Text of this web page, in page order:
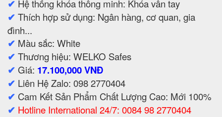
✔ Hệ thống khóa thông minh: Khóa vân tay
✔ Thích hợp sử dụng: Ngân hàng, cơ quan, gia
đình...
✔ Màu sắc: White
✔ Thương hiệu: WELKO Safes
✔ Giá: 17.100,000 VNĐ
✔ Liên Hệ Zalo: 098 2770404
✔ Cam Kết Sản Phẩm Chất Lượng Cao: Mới 100%
✔ Hotline International 24/7: 0084 98 2770404